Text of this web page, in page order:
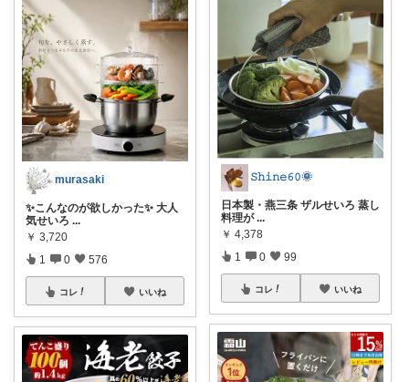
murasaki
✨️こんなのが欲しかった✨️ 大人
気せいろ ...
￥ 3,720
1 0 576
コレ いいね
𝚂𝚑𝚒𝚗𝚎𝟼𝟶🌞
日本製・燕三条 ザルせいろ 蒸し
料理が ...
￥ 4,378
1 0 99
コレ いいね